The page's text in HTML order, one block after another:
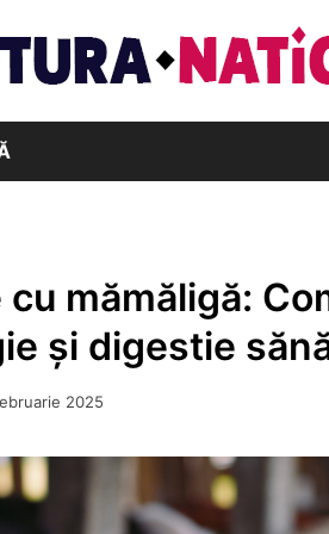
cu mămăligă:
și digestie
2025